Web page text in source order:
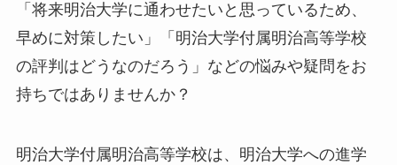
「将来明治大学に通わせたいと思っているため、
早めに対策したい」「明治大学付属明治高等学校
の評判はどうなのだろう」などの悩みや疑問をお
持ちではありませんか？
明治大学付属明治高等学校は、明治大学への進学